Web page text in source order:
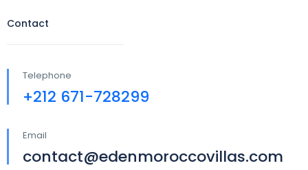
Contact
Telephone
+212 671-728299
Email
contact@edenmoroccovillas.com